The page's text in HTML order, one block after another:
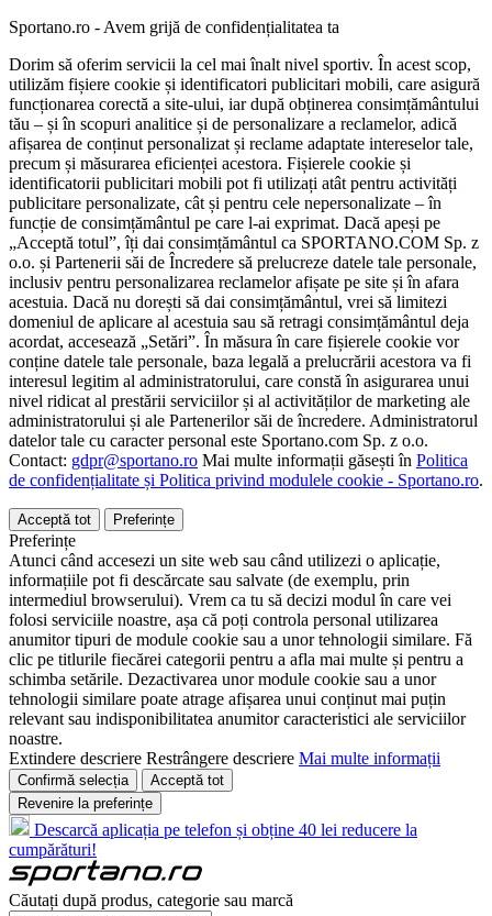
Sportano.ro - Avem grijă de confidențialitatea ta
Dorim să oferim servicii la cel mai înalt nivel sportiv. În acest scop,
utilizăm fișiere cookie și identificatori publicitari mobili, care asigură
funcționarea corectă a site-ului, iar după obținerea consimțământului
tău – și în scopuri analitice și de personalizare a reclamelor, adică
afișarea de conținut personalizat și reclame adaptate intereselor tale,
precum și măsurarea eficienței acestora. Fișierele cookie și
identificatorii publicitari mobili pot fi utilizați atât pentru activități
publicitare personalizate, cât și pentru cele nepersonalizate – în
funcție de consimțământul pe care l-ai exprimat. Dacă apeși pe
„Acceptă totul”, îți dai consimțământul ca SPORTANO.COM Sp. z
o.o. și Partenerii săi de Încredere să prelucreze datele tale personale,
inclusiv pentru personalizarea reclamelor afișate pe site și în afara
acestuia. Dacă nu dorești să dai consimțământul, vrei să limitezi
domeniul de aplicare al acestuia sau să retragi consimțământul deja
acordat, accesează „Setări”. În măsura în care fișierele cookie vor
conține datele tale personale, baza legală a prelucrării acestora va fi
interesul legitim al administratorului, care constă în asigurarea unui
nivel ridicat al prestării serviciilor și al activităților de marketing ale
administratorului și ale Partenerilor săi de încredere. Administratorul
datelor tale cu caracter personal este Sportano.com Sp. z o.o.
Contact: gdpr@sportano.ro Mai multe informații găsești în Politica
de confidențialitate și Politica privind modulele cookie - Sportano.ro.
Acceptă tot Preferințe
Preferințe
Atunci când accesezi un site web sau când utilizezi o aplicație,
informațiile pot fi descărcate sau salvate (de exemplu, prin
intermediul browserului). Vrem ca tu să decizi modul în care vei
folosi serviciile noastre, așa că poți controla personal utilizarea
anumitor tipuri de module cookie sau a unor tehnologii similare. Fă
clic pe titlurile fiecărei categorii pentru a afla mai multe și pentru a
schimba setările. Dezactivarea unor module cookie sau a unor
tehnologii similare poate atrage afișarea unui conținut mai puțin
relevant sau indisponibilitatea anumitor caracteristici ale serviciilor
noastre.
Extindere descriere Restrângere descriere Mai multe informații
Confirmă selecția
Acceptă tot
Revenire la preferințe
Descarcă aplicația pe telefon și obține 40 lei reducere la
cumpărături!
Căutați după produs, categorie sau marcă